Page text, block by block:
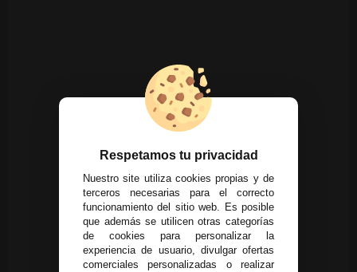
Respetamos tu privacidad
Nuestro site utiliza cookies propias y de
terceros necesarias para el correcto
funcionamiento del sitio web. Es posible
que además se utilicen otras categorías
de cookies para personalizar la
experiencia de usuario, divulgar ofertas
comerciales personalizadas o realizar